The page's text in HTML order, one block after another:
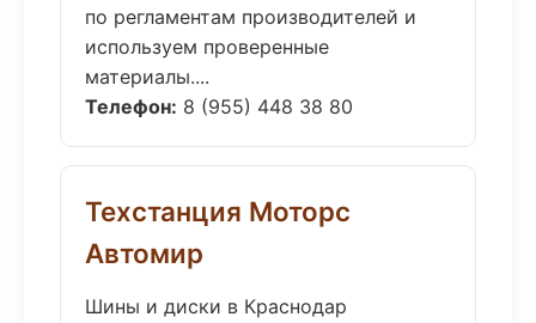
по регламентам производителей и
используем проверенные
материалы....
Телефон: 8 (955) 448 38 80
Техстанция Моторс
Автомир
Шины и диски в Краснодар